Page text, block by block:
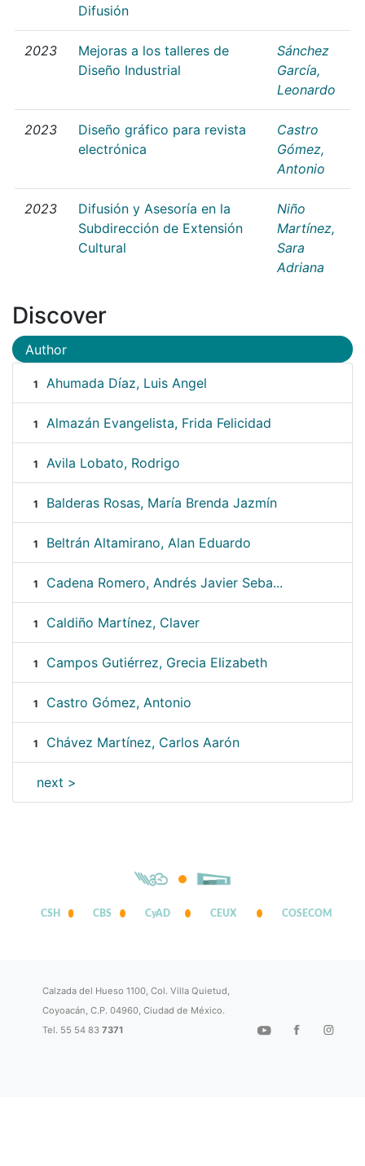
Difusión
2023
Mejoras a los talleres de
Diseño Industrial
Sánchez
García,
Leonardo
2023
Diseño gráfico para revista
electrónica
Castro
Gómez,
Antonio
2023
Difusión y Asesoría en la
Subdirección de Extensión
Cultural
Niño
Martínez,
Sara
Adriana
Discover
Author
1 Ahumada Díaz, Luis Angel
1 Almazán Evangelista, Frida Felicidad
1 Avila Lobato, Rodrigo
1 Balderas Rosas, María Brenda Jazmín
1 Beltrán Altamirano, Alan Eduardo
1 Cadena Romero, Andrés Javier Seba...
1 Caldiño Martínez, Claver
1 Campos Gutiérrez, Grecia Elizabeth
1 Castro Gómez, Antonio
1 Chávez Martínez, Carlos Aarón
next >
CSH CBS CyAD CEUX COSECOM
Calzada del Hueso 1100, Col. Villa Quietud,
Coyoacán, C.P. 04960, Ciudad de México.
Tel. 55 54 837371